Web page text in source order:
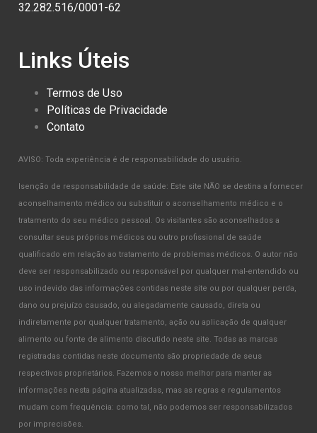
32.282.516/0001-62
Links Úteis
Termos de Uso
Políticas de Privacidade
Contato
AVISO: Toda experiência é de responsabilidade do usuário.
Isenção de responsabilidade de saúde: Este site NÃO se destina a fornecer
aconselhamento médico ou substituir o aconselhamento médico e o
tratamento do seu médico pessoal. Os visitantes são aconselhados a
consultar seus próprios médicos ou outro profissional de saúde
qualificado em relação ao tratamento de problemas médicos. O autor não
deve ser responsabilizado ou responsável por qualquer mal-entendido ou
uso indevido das informações contidas neste site ou por qualquer perda,
dano ou prejuízo causado, ou alegadamente causado, direta ou
indiretamente por qualquer tratamento, ação ou aplicação de qualquer
alimento ou fonte de alimento discutido neste site. Todas as marcas
registradas contidas neste documento são propriedade de seus
respectivos proprietários. Fazemos o nosso melhor para manter as
informações nesta página atualizadas, mas as regras e regulamentos
mudam com frequência: como tal, não podemos ser responsabilizados
por imprecisões.